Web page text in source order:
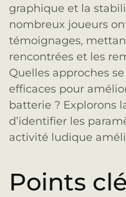
graphique et la
nombreux joueurs
témoignages,
rencontrées et les
Quelles approches
efficaces pour
batterie ? Explorons
d’identifier les
activité ludique
Points